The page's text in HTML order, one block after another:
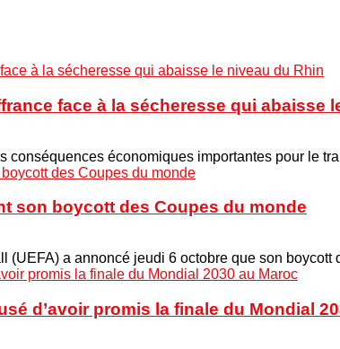
face à la sécheresse qui abaisse
conséquences économiques importantes pour le
son boycott des Coupes du monde
(UEFA) a annoncé jeudi 6 octobre que son
d’avoir promis la finale du Mondial